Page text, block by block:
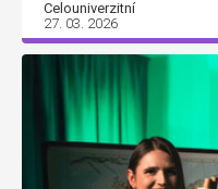
Celouniverzitní
27. 03. 2026